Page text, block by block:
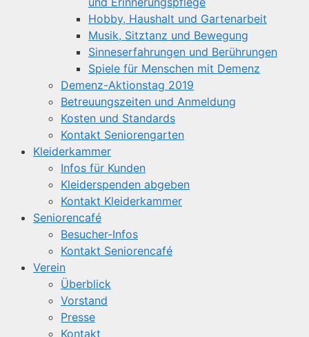
Hobby, Haushalt und Gartenarbeit
Musik, Sitztanz und Bewegung
Sinneserfahrungen und Berührungen
Spiele für Menschen mit Demenz
Demenz-Aktionstag 2019
Betreuungszeiten und Anmeldung
Kosten und Standards
Kontakt Seniorengarten
Kleiderkammer
Infos für Kunden
Kleiderspenden abgeben
Kontakt Kleiderkammer
Seniorencafé
Besucher-Infos
Kontakt Seniorencafé
Verein
Überblick
Vorstand
Presse
Kontakt